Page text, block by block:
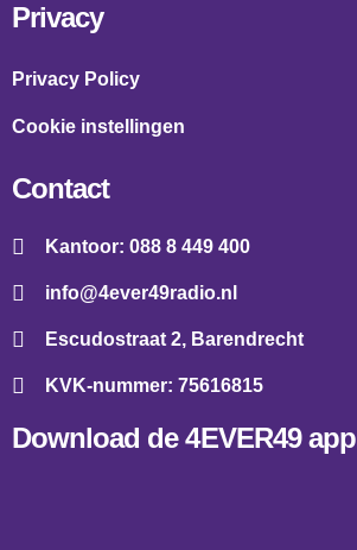
Privacy
Privacy Policy
Cookie instellingen
Contact
Kantoor: 088 8 449 400
info@4ever49radio.nl
Escudostraat 2, Barendrecht
KVK-nummer: 75616815
Download de 4EVER49 app